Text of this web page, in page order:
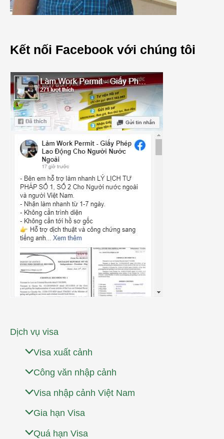
Kết nối Facebook với chúng tôi
Dịch vụ visa
Visa xuất cảnh
Công văn nhập cảnh
Visa nhập cảnh Việt Nam
Gia hạn Visa
Quá hạn Visa